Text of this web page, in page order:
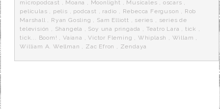
micropodcast , Moana , Moonlight , Musicales , oscars ,
películas , pelis , podcast , radio , Rebecca Ferguson , Rob
Marshall , Ryan Gosling , Sam Elliott , series , series de
televisión , Shangela , Soy una pringada , Teatro Lara , tick ,
tick... Boom! ,Vaiana ,Victor Fleming , Whiplash , Willam ,
William A. Wellman , Zac Efron , Zendaya